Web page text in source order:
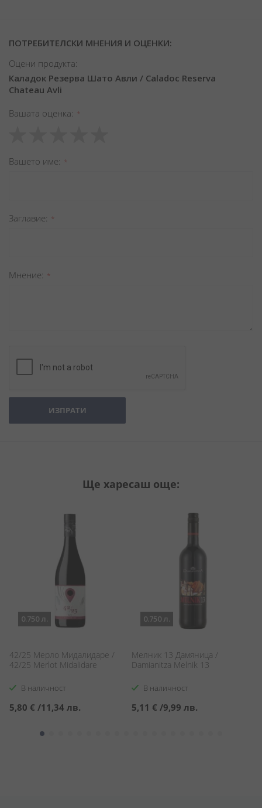
ПОТРЕБИТЕЛСКИ МНЕНИЯ И ОЦЕНКИ:
Оцени продукта:
Каладок Резерва Шато Авли / Caladoc Reserva
Chateau Avli
Вашата оценка
star
stars
stars
stars
stars
Вашето име
Заглавиe
Мнение
ИЗПРАТИ
Ще харесаш още:
0.750 л.
42/25 Мерло Мидалидаре /
42/25 Merlot Midalidare
В наличност
5,80 € /11,34 лв.
0.750 л.
Мелник 13 Дамяница /
Damianitza Melnik 13
В наличност
5,11 € /9,99 лв.